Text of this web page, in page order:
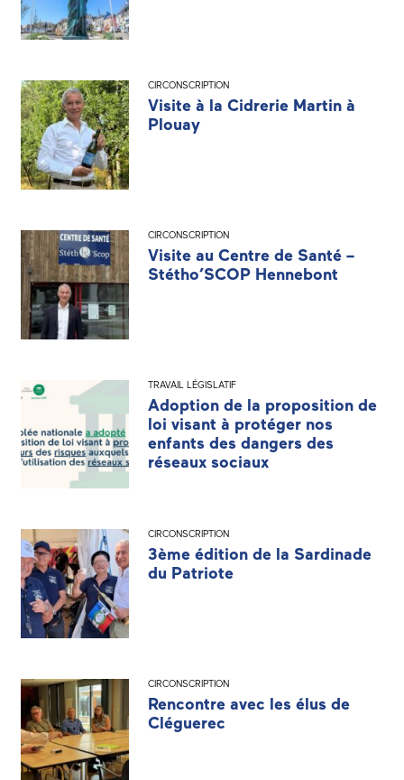
CIRCONSCRIPTION
Visite à la Cidrerie Martin à
Plouay
CIRCONSCRIPTION
Visite au Centre de Santé –
Stétho’SCOP Hennebont
TRAVAIL LÉGISLATIF
Adoption de la proposition de
loi visant à protéger nos
enfants des dangers des
réseaux sociaux
CIRCONSCRIPTION
3ème édition de la Sardinade
du Patriote
CIRCONSCRIPTION
Rencontre avec les élus de
Cléguerec